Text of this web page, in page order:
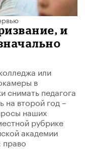
и
или
в
снимать педагога
на второй год –
наших
рубрике
академии